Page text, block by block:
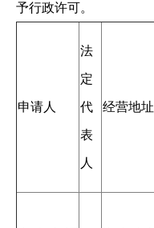
予行政许可。
申请人
法
定
代
表
人
经营地址